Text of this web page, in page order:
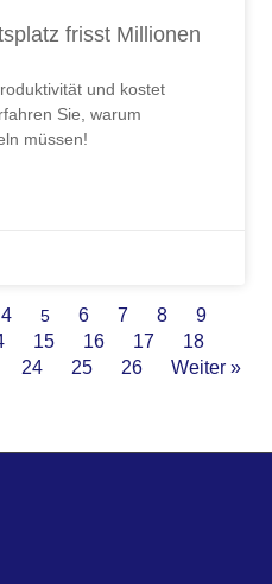
frisst Millionen
und kostet
Sie, warum
müssen!
4 5 6 7 8
9
15 16 17
18
24 25 26 Weiter »